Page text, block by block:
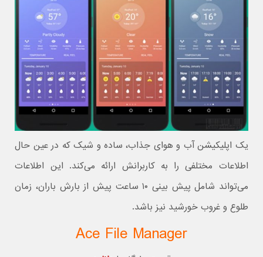
یک اپلیکیشن آب و هوای جذاب، ساده و شیک که در عین حال
اطلاعات مختلفی را به کاربرانش ارائه می‌کند. این اطلاعات
می‌تواند شامل پیش بینی ۱۰ ساعت پیش از بارش باران، زمان
طلوع و غروب خورشید نیز باشد.
Ace File Manager